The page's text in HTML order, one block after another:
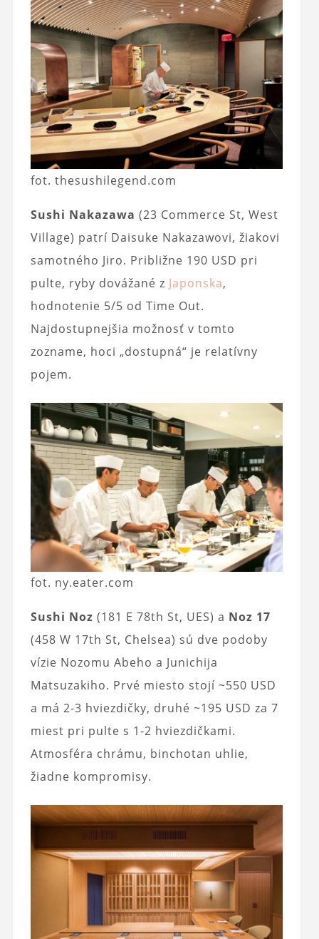
fot. thesushilegend.com
Sushi Nakazawa (23 Commerce St, West
Village) patrí Daisuke Nakazawovi, žiakovi
samotného Jiro. Približne 190 USD pri
pulte, ryby dovážané z Japonska,
hodnotenie 5/5 od Time Out.
Najdostupnejšia možnosť v tomto
zozname, hoci „dostupná“ je relatívny
pojem.
fot. ny.eater.com
Sushi Noz (181 E 78th St, UES) a Noz 17
(458 W 17th St, Chelsea) sú dve podoby
vízie Nozomu Abeho a Junichija
Matsuzakiho. Prvé miesto stojí ~550 USD
a má 2-3 hviezdičky, druhé ~195 USD za 7
miest pri pulte s 1-2 hviezdičkami.
Atmosféra chrámu, binchotan uhlie,
žiadne kompromisy.